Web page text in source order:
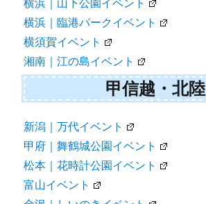
横浜｜山下公園イベント
横浜｜臨港パークイベント
横須賀イベント
湘南｜江の島イベント
甲信越・北陸
新潟｜万代イベント
甲府｜舞鶴城公園イベント
松本｜花時計公園イベント
富山イベント